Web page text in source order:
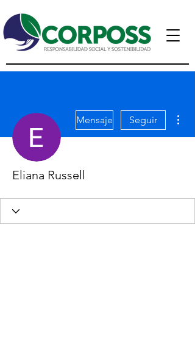
Mensaje Seguir
Eliana Russell